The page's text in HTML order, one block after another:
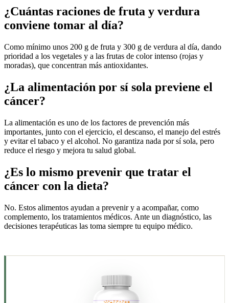
¿Cuántas raciones de fruta y verdura
conviene tomar al día?
Como mínimo unos 200 g de fruta y 300 g de verdura al día, dando
prioridad a los vegetales y a las frutas de color intenso (rojas y
moradas), que concentran más antioxidantes.
¿La alimentación por sí sola previene el
cáncer?
La alimentación es uno de los factores de prevención más
importantes, junto con el ejercicio, el descanso, el manejo del estrés
y evitar el tabaco y el alcohol. No garantiza nada por sí sola, pero
reduce el riesgo y mejora tu salud global.
¿Es lo mismo prevenir que tratar el
cáncer con la dieta?
No. Estos alimentos ayudan a prevenir y a acompañar, como
complemento, los tratamientos médicos. Ante un diagnóstico, las
decisiones terapéuticas las toma siempre tu equipo médico.